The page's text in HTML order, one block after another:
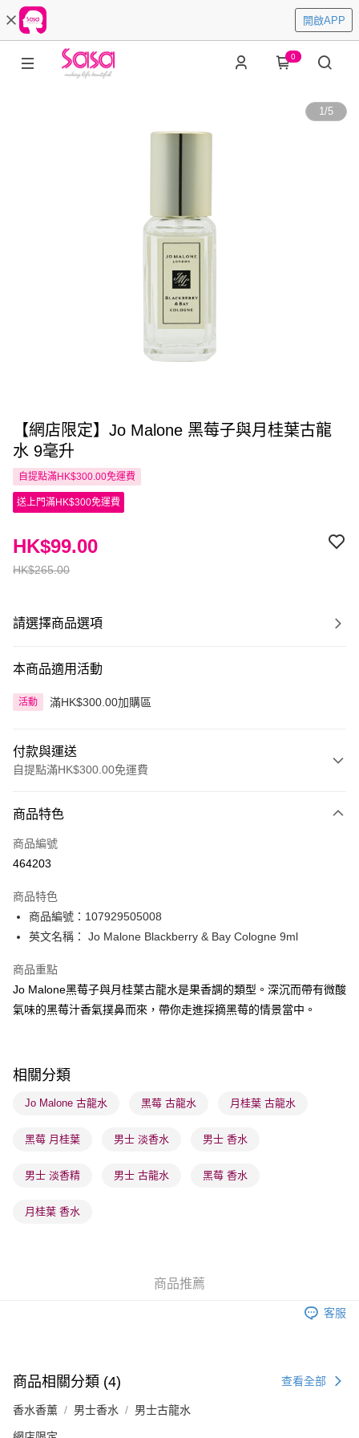
開啟APP
0
1/5
【網店限定】Jo Malone 黑莓子與月桂葉古龍
水 9毫升
自提點滿HK$300.00免運費
送上門滿HK$300免運費
HK$265.00
HK$99.00
請選擇商品選項
本商品適用活動
活動 滿HK$300.00加購區
付款與運送
自提點滿HK$300.00免運費
信用卡
Apple Pay
PayMe
WeChat Pay
BoC Pay
送貨方式
每筆HK$65.00，滿HK$300.00或以上免運費
確認發貨後1-3 工作天送達，訂單將隨機分配至SF順豐速運或京東
每筆HK$65.00，滿HK$300.00或以上免運費
(香港門市) 只顯示可選門市。確認發貨後2-5個工作天到店，3天內
(澳門門市) 只顯示可選門市。確認發貨後2-5個工作天到店，3天內
商品特色
商品編號
464203
商品特色
商品編號：107929505008
英文名稱： Jo Malone Blackberry & Bay Cologne 9ml
商品重點
Jo Malone黑莓子與月桂葉古龍水是果香調的類型。深沉而帶有微酸
氣味的黑莓汁香氣撲鼻而來，帶你走進採摘黑莓的情景當中。
相關分類
Jo Malone 古龍水 黑莓 古龍水 月桂葉 古龍水
黑莓 月桂葉 男士 淡香水 男士 香水
男士 淡香精 男士 古龍水 黑莓 香水
月桂葉 香水
商品推薦
客服
商品相關分類 (4) 查看全部
香水香薰 男士香水 男士古龍水